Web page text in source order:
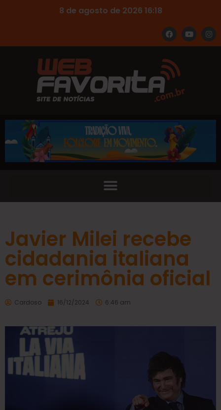
8 de agosto de 2026 16:18
Javier Milei recebe
cidadania italiana
em cerimônia oficial
Cardoso 16/12/2024 6:46 am